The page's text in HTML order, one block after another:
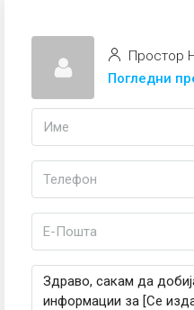
Простор
Погледни